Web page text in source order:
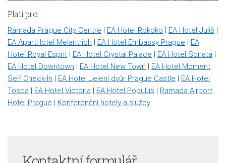
Platí pro:
Ramada Prague City Centre | EA Hotel Rokoko | EA Hotel Juliš |
EA ApartHotel Melantrich | EA Hotel Embassy Prague | EA
Hotel Royal Esprit | EA Hotel Crystal Palace | EA Hotel Sonata |
EA Hotel Downtown | EA Hotel New Town | EA Hotel Moment
Self Check-In | EA Hotel Jelení dvůr Prague Castle | EA Hotel
Tosca | EA Hotel Victoria | EA Hotel Populus | Ramada Airport
Hotel Prague | Konferenční hotely a služby